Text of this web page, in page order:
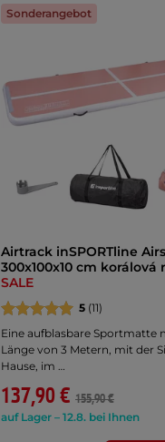
Sonderangebot
Airtrack inSPORTline
300x100x10 cm korálová
SALE
5 (11)
Eine aufblasbare Sportmatte
Länge von 3 Metern, mit der
Hause, im …
137,90 € 155,90 €
auf Lager – 12.8. bei Ihnen